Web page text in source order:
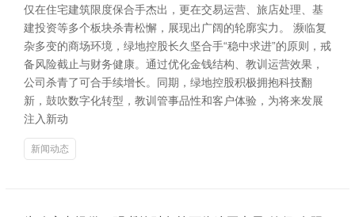
仅在住宅建筑限度保合手杰出，更在交易运营、旅店处理、基
建投资等多个板块杀青松懈，展现出广阔的轮廓实力。 濒临复
杂多变的商场环境，绿地控股长久坚合手“稳中求进”的原则，戒
备风险截止与财务健康。通过优化金钱结构、教训运营效果，
公司杀青了可合手续增长。同期，绿地控股积极拥抱科技翻
新，鼓吹数字化转型，教训管事品性和客户体验，为将来发展
注入新动
新闻动态